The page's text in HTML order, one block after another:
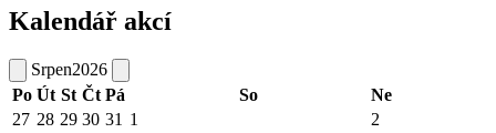
Kalendář akcí
Srpen2026
Po Út St Čt Pá So
Ne
27 28 29 30 31 1
2